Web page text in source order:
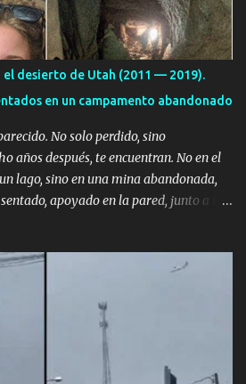
el desierto de Utah (2011 — 2019).
en un campamento abandonado
No solo perdido, sino
años después, te encuentran. No en el
lago, sino en una mina abandonada,
apoyado en la pared, junto a tu
película. Esta es la historia real de
de cómo un viaje de tres días al
misterio de ocho años, cuya respuesta
de lo que nadie podría haber
Ella tenía 26 años. Él, 28. No eran